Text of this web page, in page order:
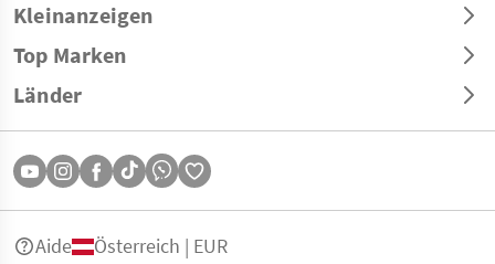
Kleinanzeigen
Top Marken
Länder
Aide Österreich | EUR